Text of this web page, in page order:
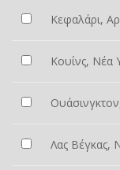
Κεφαλάρι,
Κουίνς, Νέα
Λας Βέγκας,